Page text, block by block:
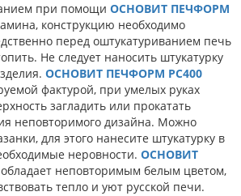
при помощи ОСНОВИТ ПЕЧФОРМ
конструкцию необходимо
перед оштукатуриванием печь
Не следует наносить штукатурку
ОСНОВИТ ПЕЧФОРМ PC400
фактурой, при умелых руках
загладить или прокатать
неповторимого дизайна. Можно
для этого нанесите штукатурку в
неровности. ОСНОВИТ
обладает неповторимым белым цветом,
тепло и уют русской печи.